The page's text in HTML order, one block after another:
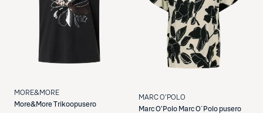
MORE&MORE
More&MoreTrikoopusero
MARC O'POLO
Marc O'Polo Marc O´Polo pusero